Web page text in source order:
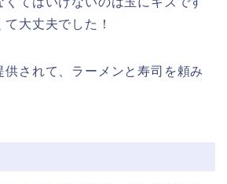
大丈夫でした！
供されて、ラーメンと寿司を頼み